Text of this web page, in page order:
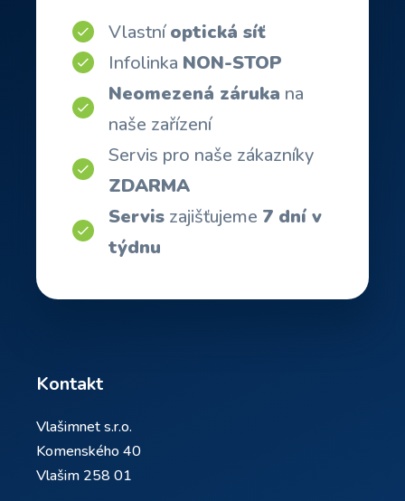
Vlastníoptická síť
Infolinka NON-STOP
Neomezená záruka na
naše zařízení
Servis pro naše zákazníky
ZDARMA
Servis zajišťujeme 7 dní v
týdnu
Kontakt
Vlašimnet s.r.o.
Komenského 40
Vlašim 258 01